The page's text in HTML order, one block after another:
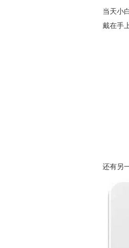
当天小
戴在手
还有另